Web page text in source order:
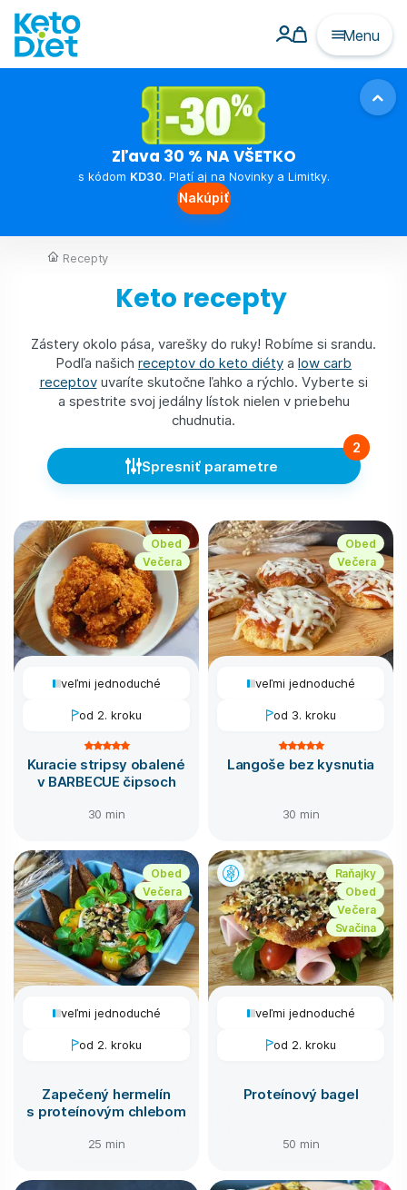
Menu
Zľava 30 % NA VŠETKO
s kódom KD30. Platí aj na Novinky a Limitky.
Nakúpiť
Recepty
Keto recepty
Zástery okolo pása, varešky do ruky! Robíme si srandu.
Podľa našich receptov do keto diéty a low carb
receptovuvaríte skutočne ľahko a rýchlo. Vyberte si
a spestrite svoj jedálny lístok nielen v priebehu
chudnutia.
Spresniť parametre
2
Obed
Večera
veľmi jednoduché
od 2. kroku
Kuracie stripsy obalené
v BARBECUE čipsoch
30 min
Obed
Večera
veľmi jednoduché
od 3. kroku
Langoše bez kysnutia
30 min
Obed
Večera
veľmi jednoduché
od 2. kroku
Zapečený hermelín
s proteínovým chlebom
25 min
Raňajky
Obed
Večera
Svačina
veľmi jednoduché
od 2. kroku
Proteínový bagel
50 min